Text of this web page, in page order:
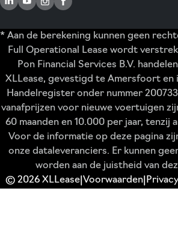
* Aan de berekening kunnen geen
Full Operational Lease wordt
Pon Financial Services B.V.
XLLease, gevestigd te Amersfoort en
Handelregister onder nummer
vanafprijzen voor nieuwe voertuigen
60 maanden en 10.000 per jaar, tenzij
Voor de informatie op deze pagina
onze dataleveranciers. Er kunnen
worden aan de juistheid van
© 2026 XLLease Voorwaarden